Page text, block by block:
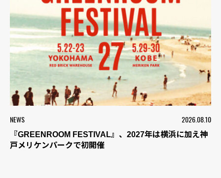
NEWS 2026.08.10
『GREENROOM FESTIVAL』、2027年は横浜に加え神
戸メリケンパークで初開催